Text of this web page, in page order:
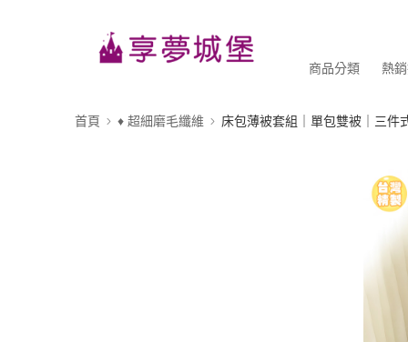
商品分類 熱
首頁 ♦ 超細磨毛纖維 床包薄被套組｜單包雙被｜三件